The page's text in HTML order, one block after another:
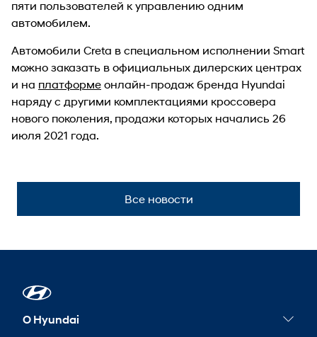
пяти пользователей к управлению одним
автомобилем.
Автомобили Creta в специальном исполнении Smart
можно заказать в официальных дилерских центрах
и на платформе онлайн-продаж бренда Hyundai
наряду с другими комплектациями кроссовера
нового поколения, продажи которых начались 26
июля 2021 года.
Все новости
О Hyundai